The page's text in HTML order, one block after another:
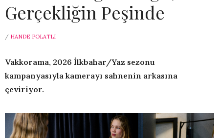
Gerçekliğin Peşinde
/ HANDE POLATLI
Vakkorama, 2026 İlkbahar/Yaz sezonu
kampanyasıyla kamerayı sahnenin arkasına
çeviriyor.